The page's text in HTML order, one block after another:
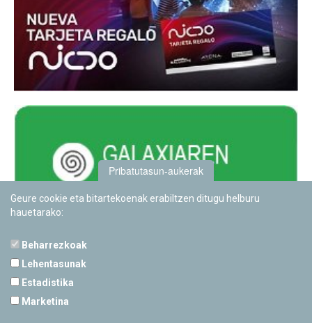
Pribatutasun-aukerak
Geure cookie eta bitartekoenak erabiltzen ditugu helburu
hauetarako:
Beharrezkoak
Lehentasunak
Estadistika
Marketina